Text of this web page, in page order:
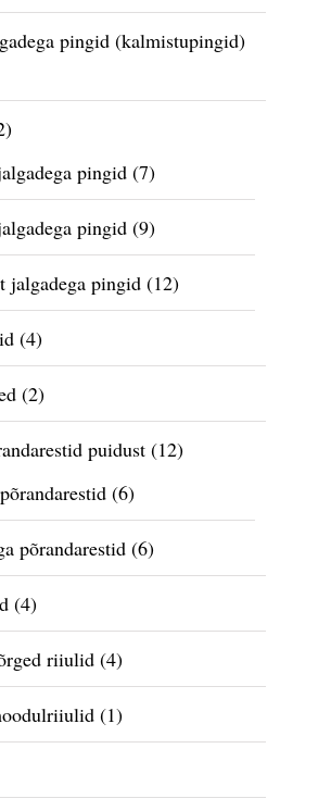
pingid (kalmistupingid)
pingid (7)
pingid (9)
jalgadega pingid (12)
(4)
(2)
puidust (12)
(6)
põrandarestid (6)
(4)
riiulid (4)
(1)